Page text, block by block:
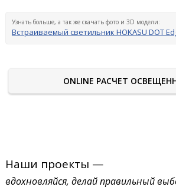
Узнать больше, а так же скачать фото и 3D модели:
Встраиваемый светильник HOKASU DOT
ONLINE РАСЧЕТ
Наши проекты —
вдохновляйся, делай правильный